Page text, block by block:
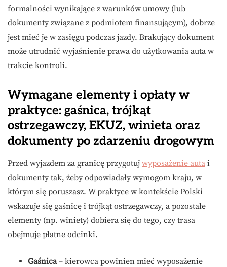
formalności wynikające z warunków umowy (lub
dokumenty związane z podmiotem finansującym), dobrze
jest mieć je w zasięgu podczas jazdy. Brakujący dokument
może utrudnić wyjaśnienie prawa do użytkowania auta w
trakcie kontroli.
Wymagane elementy i opłaty w
praktyce: gaśnica, trójkąt
ostrzegawczy, EKUZ, winieta oraz
dokumenty po zdarzeniu drogowym
Przed wyjazdem za granicę przygotuj wyposażenie auta i
dokumenty tak, żeby odpowiadały wymogom kraju, w
którym się poruszasz. W praktyce w kontekście Polski
wskazuje się gaśnicę i trójkąt ostrzegawczy, a pozostałe
elementy (np. winiety) dobiera się do tego, czy trasa
obejmuje płatne odcinki.
Gaśnica– kierowca powinien mieć wyposażenie